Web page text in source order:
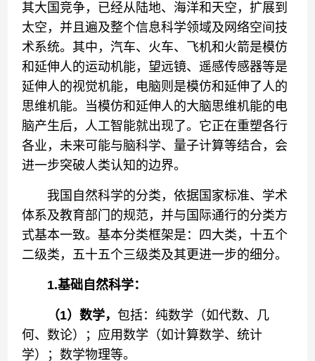
其大国竞争，已经从陆地、海洋和天空，扩展到
太空，并且遍及整个信息科学领域及网络空间技
术系统。其中，汽车、火车、飞机和火箭是模仿
和延伸人的运动机能，望远镜、遥感传感器等是
延伸人的视觉机能，电脑则是模仿和延伸了人的
思维机能。当模仿和延伸人的大脑思维机能的电
脑产生后，人工智能就出现了。它正在重塑各行
各业，未来可能与脑科学、量子计算等结合，会
进一步突破人类认知的边界。
我国自然科学的分类，依据国家标准、学术
体系及教育部门的规范，并与国际通行的分类方
式基本一致。基本分类框架是：四大类，十五个
二级类，五十五个三级类及其更进一步的细分。
1.基础自然科学：
（1）数学，包括：纯数学（如代数、几
何、数论）；应用数学（如计算数学、统计
学）；数学物理等。